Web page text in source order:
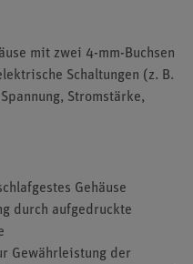
mit zwei 4-mm-Buchsen
Schaltungen (z. B.
Stromstärke,
Gehäuse
durch aufgedruckte
Gewährleistung der